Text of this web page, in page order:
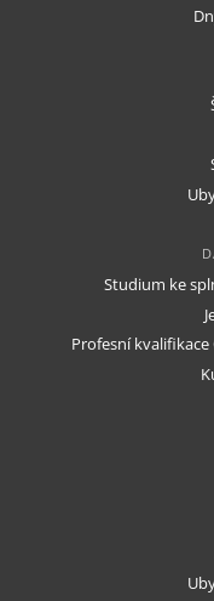
Studium ke
Profesní